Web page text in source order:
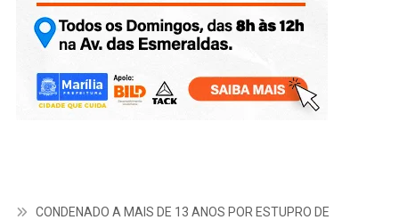
CONDENADO A MAIS DE 13 ANOS POR ESTUPRO DE